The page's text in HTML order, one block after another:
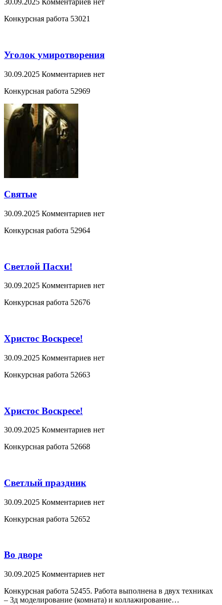
30.09.2025 Комментариев нет
Конкурсная работа 53021
Уголок умиротворения
30.09.2025 Комментариев нет
Конкурсная работа 52969
Святые
30.09.2025 Комментариев нет
Конкурсная работа 52964
Светлой Пасхи!
30.09.2025 Комментариев нет
Конкурсная работа 52676
Христос Воскресе!
30.09.2025 Комментариев нет
Конкурсная работа 52663
Христос Воскресе!
30.09.2025 Комментариев нет
Конкурсная работа 52668
Светлый праздник
30.09.2025 Комментариев нет
Конкурсная работа 52652
Во дворе
30.09.2025 Комментариев нет
Конкурсная работа 52455. Работа выполнена в двух техниках
– 3д моделирование (комната) и коллажирование…